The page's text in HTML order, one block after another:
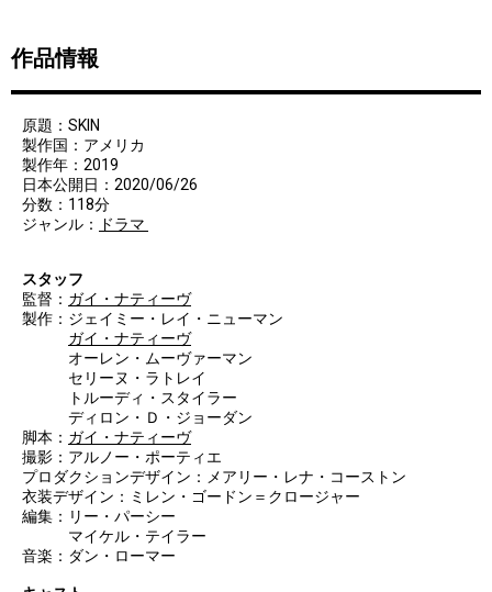
作品情報
原題：SKIN
製作国：アメリカ
製作年：2019
日本公開日：2020/06/26
分数：118分
ジャンル：
ドラマ
スタッフ
監督： ガイ・ナティーヴ
製作：ジェイミー・レイ・ニューマン
ガイ・ナティーヴ
オーレン・ムーヴァーマン
セリーヌ・ラトレイ
トルーディ・スタイラー
ディロン・Ｄ・ジョーダン
脚本： ガイ・ナティーヴ
撮影：アルノー・ポーティエ
プロダクションデザイン：メアリー・レナ・コーストン
衣装デザイン：ミレン・ゴードン＝クロージャー
編集：リー・パーシー
マイケル・テイラー
音楽：ダン・ローマー